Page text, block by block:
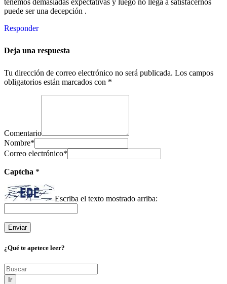
tenemos demasiadas expectativas y luego no llega a satisfacernos
puede ser una decepción .
Responder
Deja una respuesta
Tu dirección de correo electrónico no será publicada. Los campos
obligatorios están marcados con *
Comentario
Nombre*
Correo electrónico*
Captcha *
Escriba el texto mostrado arriba:
¿Qué te apetece leer?
Ir